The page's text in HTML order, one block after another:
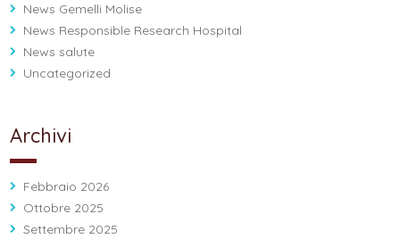
News Gemelli Molise
News Responsible Research Hospital
News salute
Uncategorized
Archivi
Febbraio 2026
Ottobre 2025
Settembre 2025